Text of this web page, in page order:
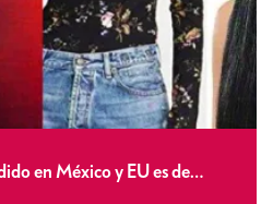
en México y EU es de…